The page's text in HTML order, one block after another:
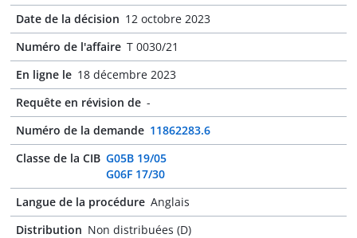
Date de la décision 12 octobre 2023
Numéro de l'affaire T 0030/21
En ligne le 18 décembre 2023
Requête en révision de -
Numéro de la demande 11862283.6
Classe de la CIB G05B 19/05
G06F 17/30
Langue de la procédure Anglais
Distribution Non distribuées (D)